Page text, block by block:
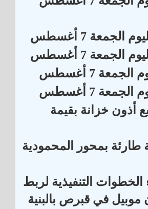
7 أغسطس
7 أغسطس
7 أغسطس
7 أغسطس
أذون خزانة بقيمة
بمحور المحمودية
الخطوات التنفيذية لربط
في قبرص بالبنية